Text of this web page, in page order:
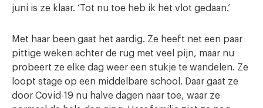
juni is ze klaar. ‘Tot nu toe heb ik het vlot gedaan.’
Met haar been gaat het aardig. Ze heeft net een paar
pittige weken achter de rug met veel pijn, maar nu
probeert ze elke dag weer een stukje te wandelen. Ze
loopt stage op een middelbare school. Daar gaat ze
door Covid-19 nu halve dagen naar toe, waar ze